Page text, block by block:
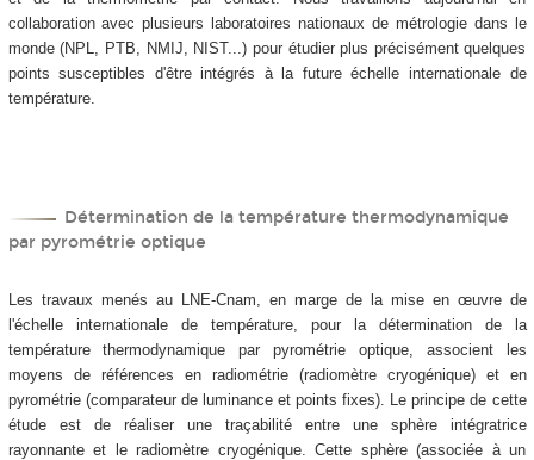
collaboration avec plusieurs laboratoires nationaux de métrologie dans le
monde (NPL, PTB, NMIJ, NIST...) pour étudier plus précisément quelques
points susceptibles d'être intégrés à la future échelle internationale de
température.
Détermination de la température thermodynamique
par pyrométrie optique
Les travaux menés au LNE-Cnam, en marge de la mise en œuvre de
l'échelle internationale de température, pour la détermination de la
température thermodynamique par pyrométrie optique, associent les
moyens de références en radiométrie (radiomètre cryogénique) et en
pyrométrie (comparateur de luminance et points fixes). Le principe de cette
étude est de réaliser une traçabilité entre une sphère intégratrice
rayonnante et le radiomètre cryogénique. Cette sphère (associée à un